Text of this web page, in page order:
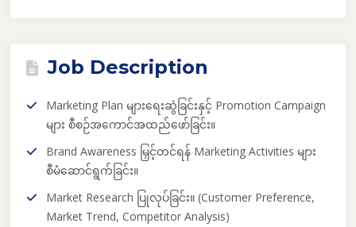
Job Description
Marketing Plan များရေးဆွဲခြင်းနှင့် Promotion Campaign
များ စီစဉ်အကောင်အထည်ဖော်ခြင်း။
Brand Awareness မြှင့်တင်ရန် Marketing Activities များ
စီမံဆောင်ရွက်ခြင်း။
Market Research ပြုလုပ်ခြင်း။ (Customer Preference,
Market Trend, Competitor Analysis)